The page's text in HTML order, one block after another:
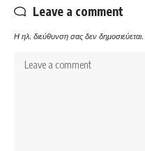
Leave a comment
Η ηλ. διεύθυνση σας δεν δημοσιεύεται.